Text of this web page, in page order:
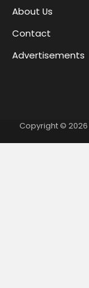
About Us
Contact
Advertisements
Copyright © 2026